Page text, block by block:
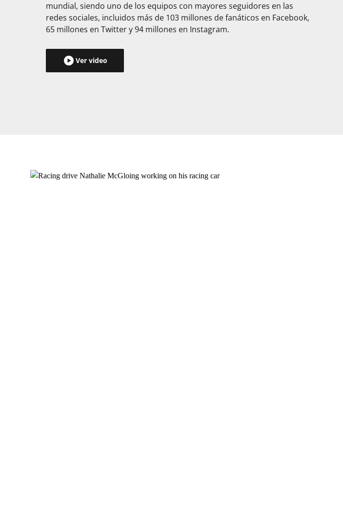
mundial, siendo uno de los equipos con mayores seguidores en las
redes sociales, incluidos más de 103 millones de fanáticos en Facebook,
65 millones en Twitter y 94 millones en Instagram.
Ver video